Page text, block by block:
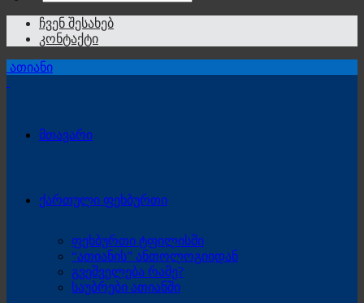
ჩვენ შესახებ
კონტაქტი
ათიანი
მთავარი
ქართული ფეხბურთი
ფეხბურთი ტფილისში
“ათიანის” ანთოლოგიიდან
გვეშველება რამე?
საუბრები ათიანში